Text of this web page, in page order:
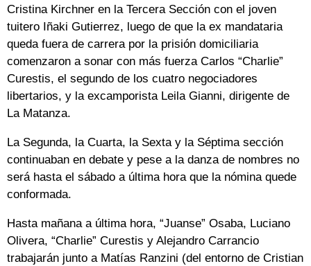
Cristina Kirchner en la Tercera Sección con el joven
tuitero Iñaki Gutierrez, luego de que la ex mandataria
queda fuera de carrera por la prisión domiciliaria
comenzaron a sonar con más fuerza Carlos “Charlie”
Curestis, el segundo de los cuatro negociadores
libertarios, y la excamporista Leila Gianni, dirigente de
La Matanza.
La Segunda, la Cuarta, la Sexta y la Séptima sección
continuaban en debate y pese a la danza de nombres no
será hasta el sábado a última hora que la nómina quede
conformada.
Hasta mañana a última hora, “Juanse” Osaba, Luciano
Olivera, “Charlie” Curestis y Alejandro Carrancio
trabajarán junto a Matías Ranzini (del entorno de Cristian